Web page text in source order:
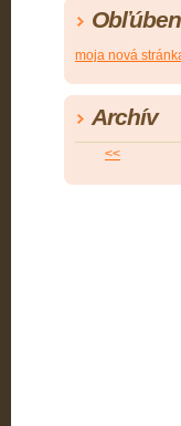
moja nová
Archív
<<